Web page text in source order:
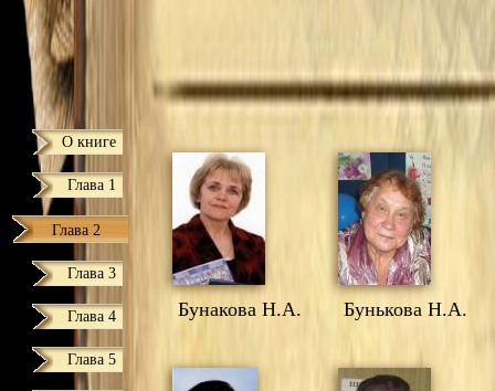
О книге
Глава 1
Глава 2
Глава 3
Глава 4
Глава 5
Бунакова Н.А. Бунькова Н.А.